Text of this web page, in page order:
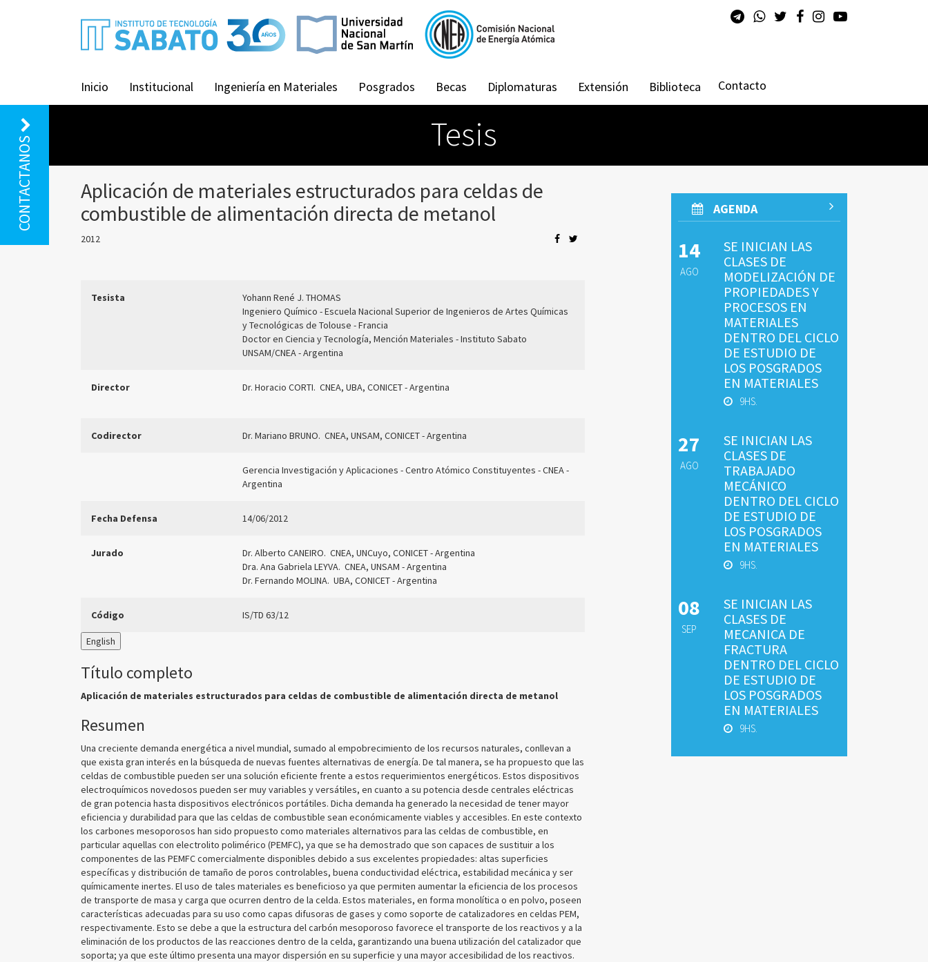
Inicio Institucional Ingeniería en Materiales Posgrados Becas Diplomaturas Extensión Biblioteca Contacto
CONTACTANOS Tesis
Aplicación de materiales estructurados para celdas de
combustible de alimentación directa de metanol
2012
Tesista
Yohann René J. THOMAS
Ingeniero Químico - Escuela Nacional Superior de Ingenieros de Artes Químicas
y Tecnológicas de Tolouse - Francia
Doctor en Ciencia y Tecnología, Mención Materiales - Instituto Sabato
UNSAM/CNEA - Argentina
Director Dr. Horacio CORTI. CNEA, UBA, CONICET- Argentina
Codirector Dr. Mariano BRUNO. CNEA, UNSAM, CONICET - Argentina
Gerencia Investigación y Aplicaciones - Centro Atómico Constituyentes - CNEA -
Argentina
Fecha Defensa 14/06/2012
Jurado Dr. Alberto CANEIRO. CNEA, UNCuyo, CONICET- Argentina
Dra. Ana Gabriela LEYVA. CNEA, UNSAM - Argentina
Dr. Fernando MOLINA. UBA, CONICET- Argentina
Código IS/TD 63/12
English
Título completo
Aplicación de materiales estructurados para celdas de combustible de alimentación directa de metanol
Resumen
Una creciente demanda energética a nivel mundial, sumado al empobrecimiento de los recursos naturales, conllevan a
que exista gran interés en la búsqueda de nuevas fuentes alternativas de energía. De tal manera, se ha propuesto que las
celdas de combustible pueden ser una solución eficiente frente a estos requerimientos energéticos. Estos dispositivos
electroquímicos novedosos pueden ser muy variables y versátiles, en cuanto a su potencia desde centrales eléctricas
de gran potencia hasta dispositivos electrónicos portátiles. Dicha demanda ha generado la necesidad de tener mayor
eficiencia y durabilidad para que las celdas de combustible sean económicamente viables y accesibles. En este contexto
los carbones mesoporosos han sido propuesto como materiales alternativos para las celdas de combustible, en
particular aquellas con electrolito polimérico (PEMFC), ya que se ha demostrado que son capaces de sustituir a los
componentes de las PEMFC comercialmente disponibles debido a sus excelentes propiedades: altas superficies
específicas y distribución de tamaño de poros controlables, buena conductividad eléctrica, estabilidad mecánica y ser
químicamente inertes. El uso de tales materiales es beneficioso ya que permiten aumentar la eficiencia de los procesos
de transporte de masa y carga que ocurren dentro de la celda. Estos materiales, en forma monolítica o en polvo, poseen
características adecuadas para su uso como capas difusoras de gases y como soporte de catalizadores en celdas PEM,
respectivamente. Esto se debe a que la estructura del carbón mesoporoso favorece el transporte de los reactivos y a la
eliminación de los productos de las reacciones dentro de la celda, garantizando una buena utilización del catalizador que
soporta; ya que este último presenta una mayor dispersión en su superficie y una mayor accesibilidad de los reactivos.
AGENDA
14
AGO
SE INICIAN LAS
CLASES DE
MODELIZACIÓN DE
PROPIEDADES Y
PROCESOS EN
MATERIALES
DENTRO DEL CICLO
DE ESTUDIO DE
LOS POSGRADOS
EN MATERIALES
9HS.
27
AGO
SE INICIAN LAS
CLASES DE
TRABAJADO
MECÁNICO
DENTRO DEL CICLO
DE ESTUDIO DE
LOS POSGRADOS
EN MATERIALES
9HS.
08
SEP
SE INICIAN LAS
CLASES DE
MECANICA DE
FRACTURA
DENTRO DEL CICLO
DE ESTUDIO DE
LOS POSGRADOS
EN MATERIALES
9HS.